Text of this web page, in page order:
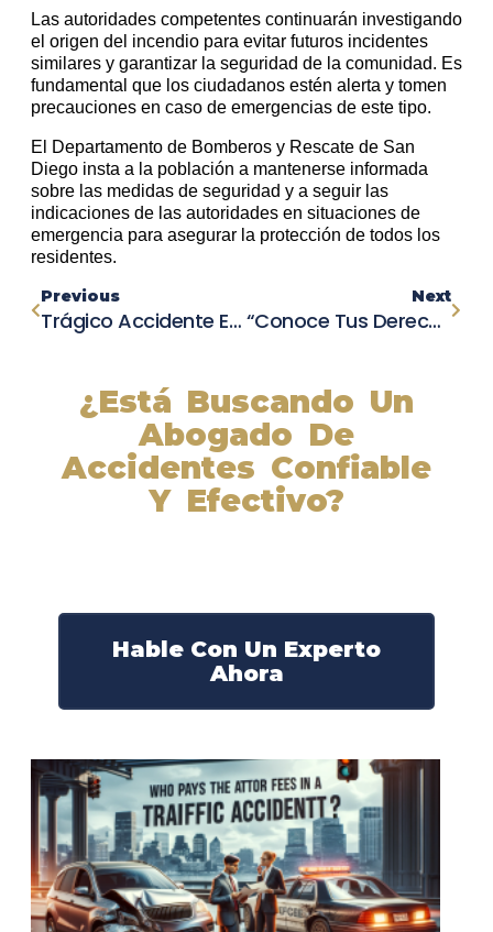
Las autoridades competentes continuarán investigando
el origen del incendio para evitar futuros incidentes
similares y garantizar la seguridad de la comunidad. Es
fundamental que los ciudadanos estén alerta y tomen
precauciones en caso de emergencias de este tipo.
El Departamento de Bomberos y Rescate de San
Diego insta a la población a mantenerse informada
sobre las medidas de seguridad y a seguir las
indicaciones de las autoridades en situaciones de
emergencia para asegurar la protección de todos los
residentes.
Previous
Trágico Accidente En Brooklyn Deja Más De Una Docena De Heridos Y Una Mujer En Estado Crítico
Next
“Conoce Tus Derechos Después De Un Accidente De Auto”
¿Está Buscando Un
Abogado De
Accidentes Confiable
Y Efectivo?
Hable Con Un Experto
Ahora